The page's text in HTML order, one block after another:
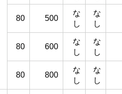
80 500
な
し
な
し
80 600
な
し
な
し
80 800
な
し
な
し